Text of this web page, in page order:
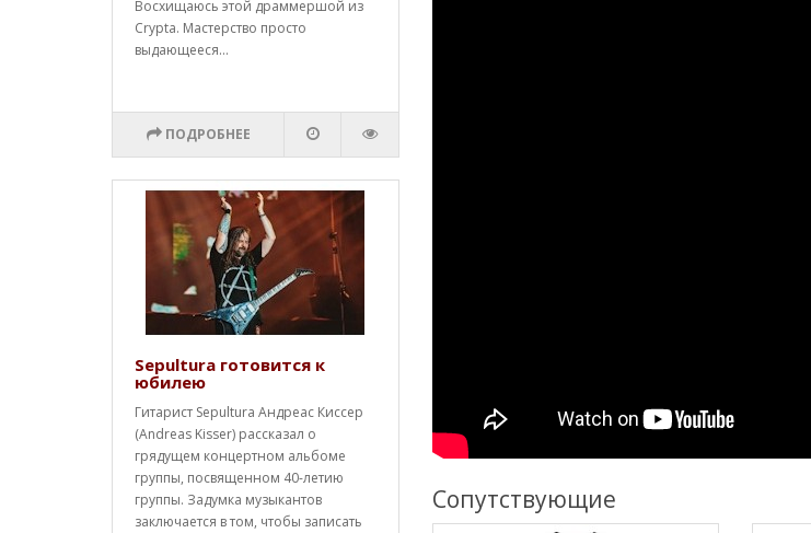
Восхищаюсь этой драммершой из
Crypta. Мастерство просто
выдающееся...
ПОДРОБНЕЕ
Sepultura готовится к
юбилею
Гитарист Sepultura Андреас Киссер
(Andreas Kisser) рассказал о
грядущем концертном альбоме
группы, посвященном 40-летию
группы. Задумка музыкантов
заключается в том, чтобы записать
Сопутствующие